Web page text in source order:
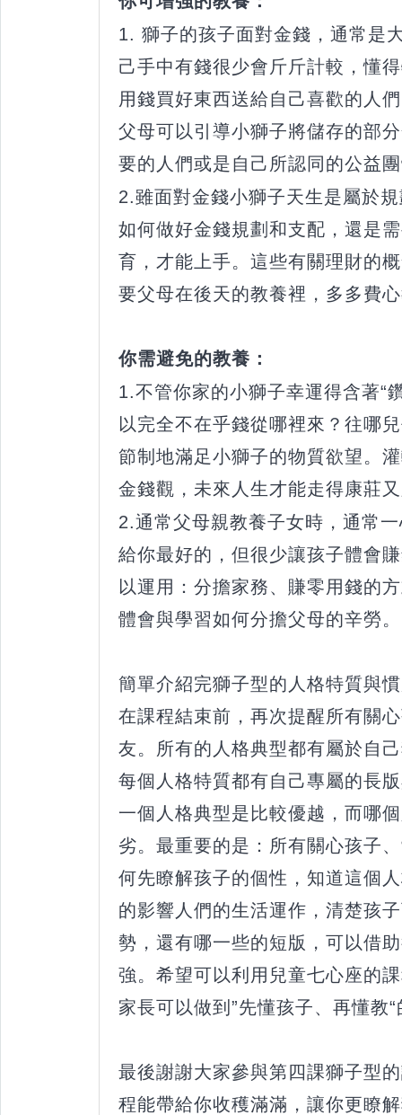
1. 獅子的孩子面對金錢，通常是
己手中有錢很少會斤斤計較，懂
用錢買好東西送給自己喜歡的人
父母可以引導小獅子將儲存的部
要的人們或是自己所認同的公益
2.雖面對金錢小獅子天生是屬於
如何做好金錢規劃和支配，還是
育，才能上手。這些有關理財的
要父母在後天的教養裡，多多費
你需避免的教養：
1.不管你家的小獅子幸運得含著“
以完全不在乎錢從哪裡來？往哪
節制地滿足小獅子的物質欲望。
金錢觀，未來人生才能走得康莊
2.通常父母親教養子女時，通常
給你最好的，但很少讓孩子體會
以運用：分擔家務、賺零用錢的
體會與學習如何分擔父母的辛勞。
簡單介紹完獅子型的人格特質與
在課程結束前，再次提醒所有關
友。所有的人格典型都有屬於自
每個人格特質都有自己專屬的長
一個人格典型是比較優越，而哪
劣。最重要的是：所有關心孩子
何先瞭解孩子的個性，知道這個
的影響人們的生活運作，清楚孩
勢，還有哪一些的短版，可以借
強。希望可以利用兒童七心座的
家長可以做到”先懂孩子、再懂教
最後謝謝大家參與第四課獅子型
程能帶給你收穫滿滿，讓你更瞭